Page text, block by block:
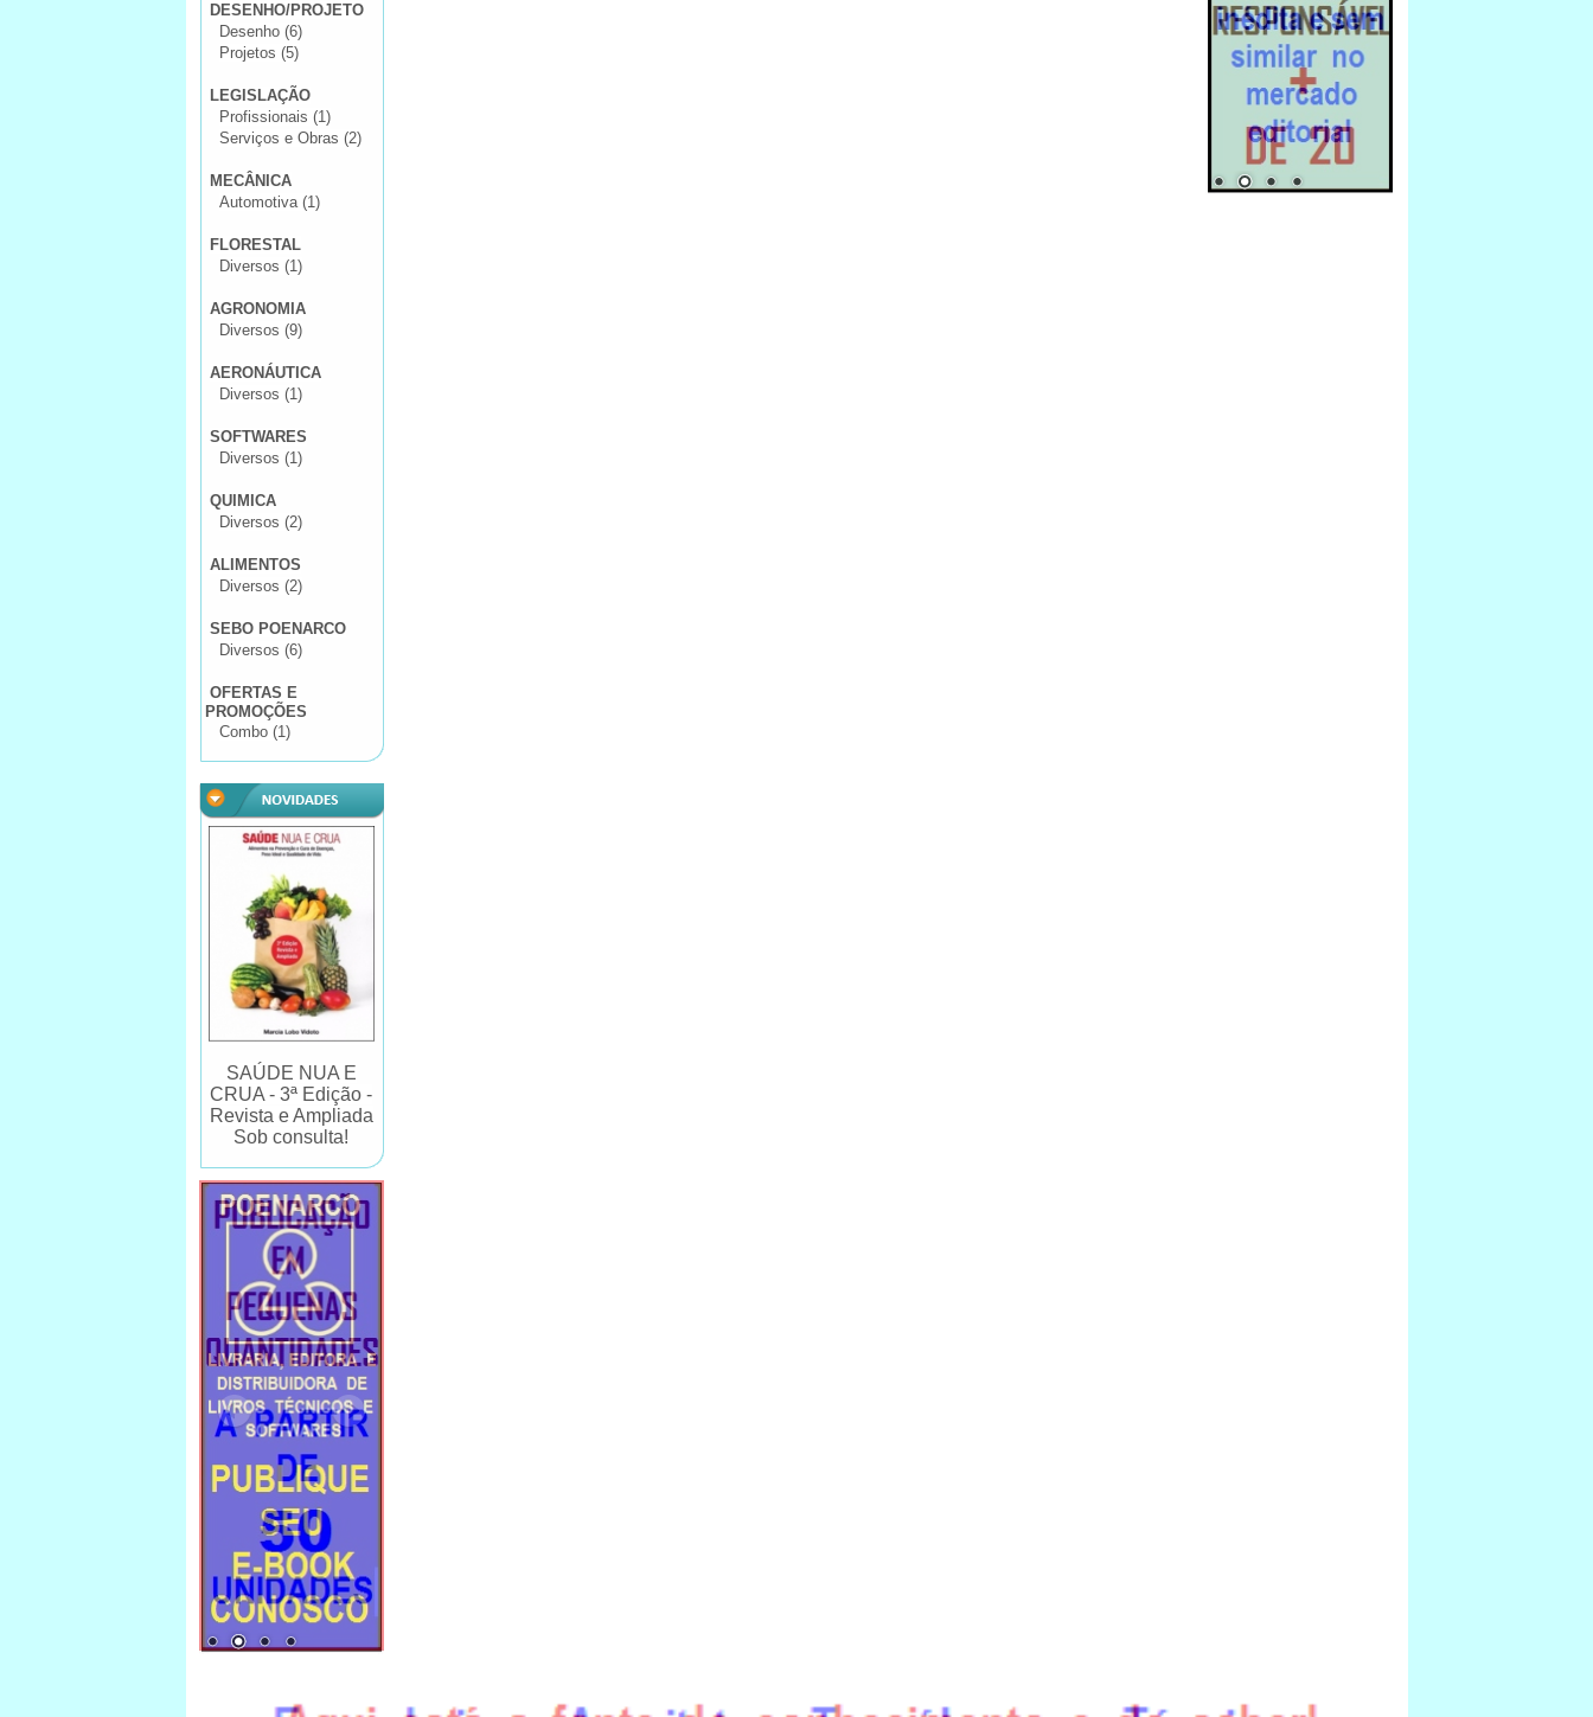
DESENHO/PROJETO
Desenho (6)
Projetos (5)
LEGISLAÇÃO
Profissionais (1)
Serviços e Obras (2)
MECÂNICA
Automotiva (1)
FLORESTAL
Diversos (1)
AGRONOMIA
Diversos (9)
AERONÁUTICA
Diversos (1)
SOFTWARES
Diversos (1)
QUIMICA
Diversos (2)
ALIMENTOS
Diversos (2)
SEBO POENARCO
Diversos (6)
OFERTAS E
PROMOÇÕES
Combo (1)
SAÚDE NUA E
CRUA - 3ª Edição -
Revista e Ampliada
Sob consulta!